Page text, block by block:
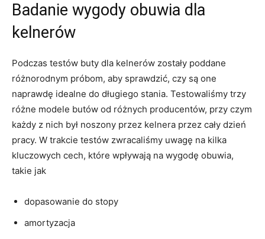
Badanie wygody obuwia dla
kelnerów
Podczas testów⁤ buty dla kelnerów zostały poddane
różnorodnym próbom, aby ‍sprawdzić, czy są one
naprawdę idealne⁣ do ⁤długiego stania. Testowaliśmy trzy
różne modele butów od różnych producentów, przy czym
każdy z nich był⁣ noszony przez kelnera przez cały dzień
pracy. W trakcie testów ⁢zwracaliśmy ⁣uwagę na⁤ kilka
kluczowych cech,⁤ które wpływają na wygodę obuwia,
takie jak
dopasowanie do stopy
amortyzacja